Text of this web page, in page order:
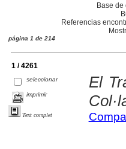
Base de
Referencias
página 1 de 214
1 / 4261
seleccionar
imprimir
Text complet
El